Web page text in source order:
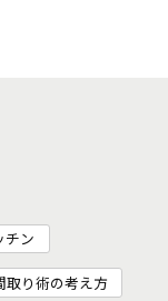
チン
取り術の考え方